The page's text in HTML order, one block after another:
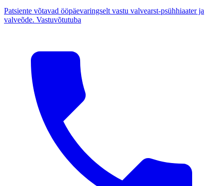
Patsiente võtavad ööpäevaringselt vastu valvearst-psühhiaater ja
valveõde. Vastuvõtutuba